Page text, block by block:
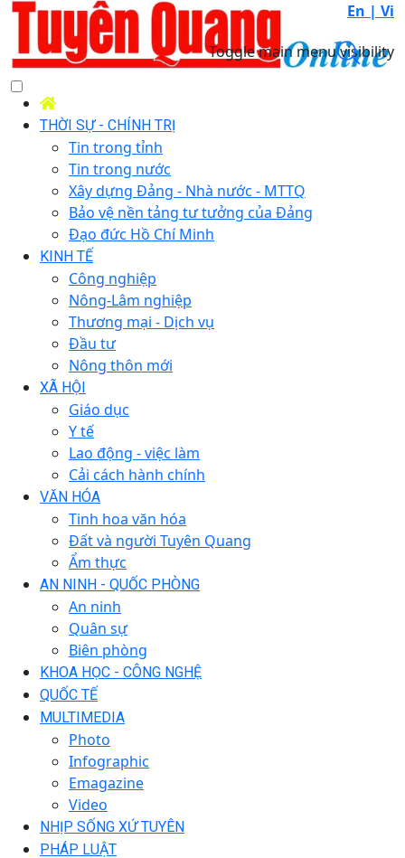
En | Vi
Toggle main menu visibility
THỜI SỰ - CHÍNH TRỊ
Tin trong tỉnh
Tin trong nước
Xây dựng Đảng - Nhà nước - MTTQ
Bảo vệ nền tảng tư tưởng của Đảng
Đạo đức Hồ Chí Minh
KINH TẾ
Công nghiệp
Nông-Lâm nghiệp
Thương mại - Dịch vụ
Đầu tư
Nông thôn mới
XÃ HỘI
Giáo dục
Y tế
Lao động - việc làm
Cải cách hành chính
VĂN HÓA
Tinh hoa văn hóa
Đất và người Tuyên Quang
Ẩm thực
AN NINH - QUỐC PHÒNG
An ninh
Quân sự
Biên phòng
KHOA HỌC - CÔNG NGHỆ
QUỐC TẾ
MULTIMEDIA
Photo
Infographic
Emagazine
Video
NHỊP SỐNG XỨ TUYÊN
PHÁP LUẬT